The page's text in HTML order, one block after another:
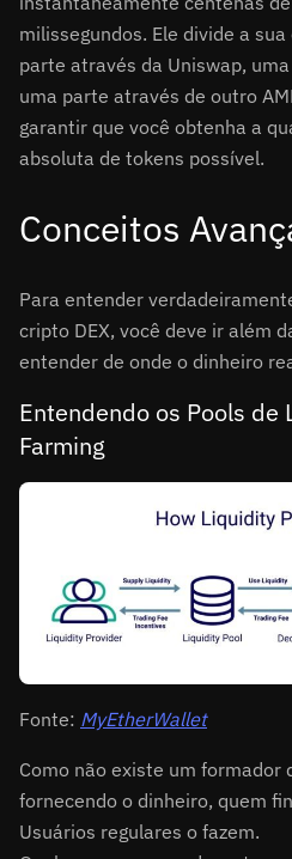
milissegundos. Ele divide a
parte através da Uniswap,
uma parte através de outro
garantir que você obtenha a
absoluta de tokens possível.
Conceitos
Para entender
cripto DEX, você deve ir além
entender de onde o dinheiro
Entendendo os Pools de
Farming
Fonte: MyEtherWallet
Como não existe um formador
fornecendo o dinheiro, quem
Usuários regulares o fazem.